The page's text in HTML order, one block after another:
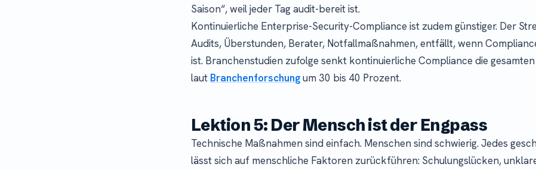
Saison“, weil jeder Tag audit-bereit ist.
Kontinuierliche Enterprise-Security-Compliance ist zudem günstiger. Der
Audits, Überstunden, Berater, Notfallmaßnahmen, entfällt, wenn
ist. Branchenstudien zufolge senkt kontinuierliche Compliance die
laut Branchenforschungum 30 bis 40 Prozent.
Lektion 5: Der Mensch ist der Engpass
Technische Maßnahmen sind einfach. Menschen sind schwierig. Jedes
lässt sich auf menschliche Faktoren zurückführen: Schulungslücken,